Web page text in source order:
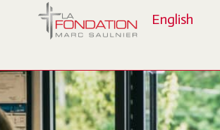
English